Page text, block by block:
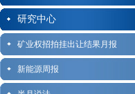
研究中心
矿业权招拍挂出让结果月报
新能源周报